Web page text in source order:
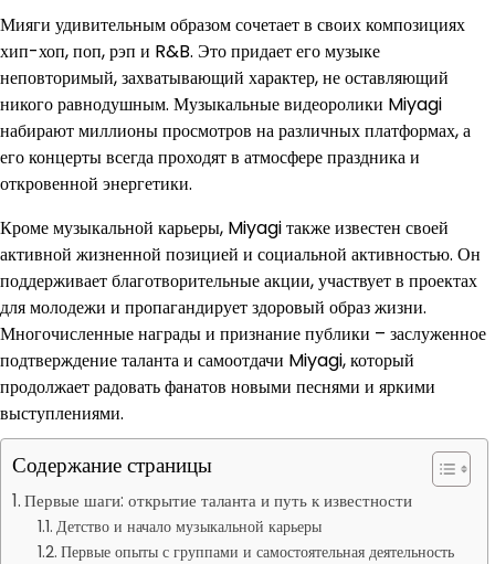
Мияги удивительным образом сочетает в своих композициях
хип-хоп, поп, рэп и R&B. Это придает его музыке
неповторимый, захватывающий характер, не оставляющий
никого равнодушным. Музыкальные видеоролики Miyagi
набирают миллионы просмотров на различных платформах, а
его концерты всегда проходят в атмосфере праздника и
откровенной энергетики.
Кроме музыкальной карьеры, Miyagi также известен своей
активной жизненной позицией и социальной активностью. Он
поддерживает благотворительные акции, участвует в проектах
для молодежи и пропагандирует здоровый образ жизни.
Многочисленные награды и признание публики – заслуженное
подтверждение таланта и самоотдачи Miyagi, который
продолжает радовать фанатов новыми песнями и яркими
выступлениями.
Содержание страницы
Первые шаги: открытие таланта и путь к известности
Детство и начало музыкальной карьеры
Первые опыты с группами и самостоятельная деятельность